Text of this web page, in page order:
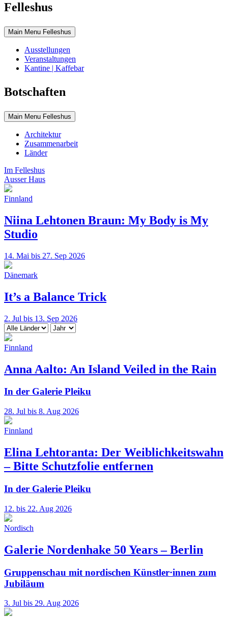
Felleshus
Main Menu Felleshus
Ausstellungen
Veranstaltungen
Kantine | Kaffebar
Botschaften
Main Menu Felleshus
Architektur
Zusammenarbeit
Länder
Im Felleshus
Ausser Haus
Finnland
Niina Lehtonen Braun: My Body is My
Studio
14. Mai bis 27. Sep 2026
Dänemark
It’s a Balance Trick
2. Jul bis 13. Sep 2026
Finnland
Anna Aalto: An Island Veiled in the Rain
In der Galerie Pleiku
28. Jul bis 8. Aug 2026
Finnland
Elina Lehtoranta: Der Weiblichkeitswahn
– Bitte Schutzfolie entfernen
In der Galerie Pleiku
12. bis 22. Aug 2026
Nordisch
Galerie Nordenhake 50 Years – Berlin
Gruppenschau mit nordischen Künstler·innen zum
Jubiläum
3. Jul bis 29. Aug 2026